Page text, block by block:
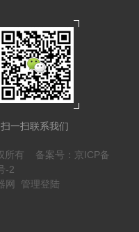
扫一扫联系我们
所有 备案号：京ICP备
-2
网 管理登陆